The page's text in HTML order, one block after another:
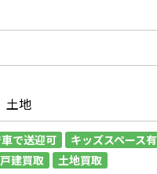
土地
で送迎可 キッズスペース有
戸建買取 土地買取